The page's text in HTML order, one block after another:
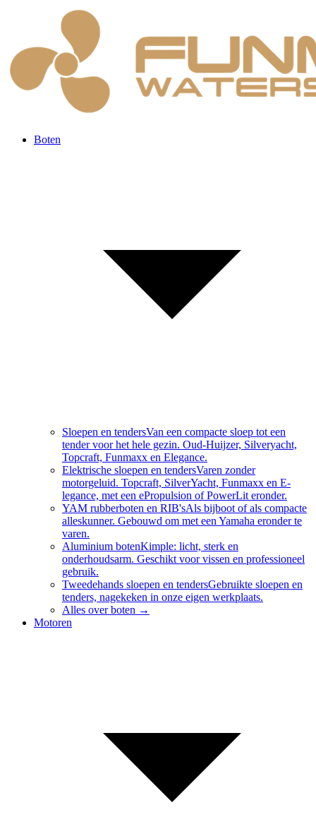
Boten
Sloepen en tendersVan een compacte sloep tot een
tender voor het hele gezin. Oud-Huijzer, Silveryacht,
Topcraft, Funmaxx en Elegance.
Elektrische sloepen en tendersVaren zonder
motorgeluid. Topcraft, SilverYacht, Funmaxx en E-
legance, met een ePropulsion of PowerLit eronder.
YAM rubberboten en RIB'sAls bijboot of als compacte
alleskunner. Gebouwd om met een Yamaha eronder te
varen.
Aluminium botenKimple: licht, sterk en
onderhoudsarm. Geschikt voor vissen en professioneel
gebruik.
Tweedehands sloepen en tendersGebruikte sloepen en
tenders, nagekeken in onze eigen werkplaats.
Alles overboten →
Motoren